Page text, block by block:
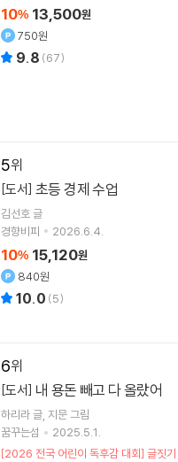
10% 13,500원
750원
9.8 (67)
5
[도서] 초등 경제 수업
김선호글
경향비피
2026.6.4.
10% 15,120원
840원
10.0 (5)
6
[도서] 내 용돈 빼고 다 올랐어
하리라글 지문그림
꿈꾸는섬
2025.5.1.
[2026 전국 어린이 독후감 대회] 글짓